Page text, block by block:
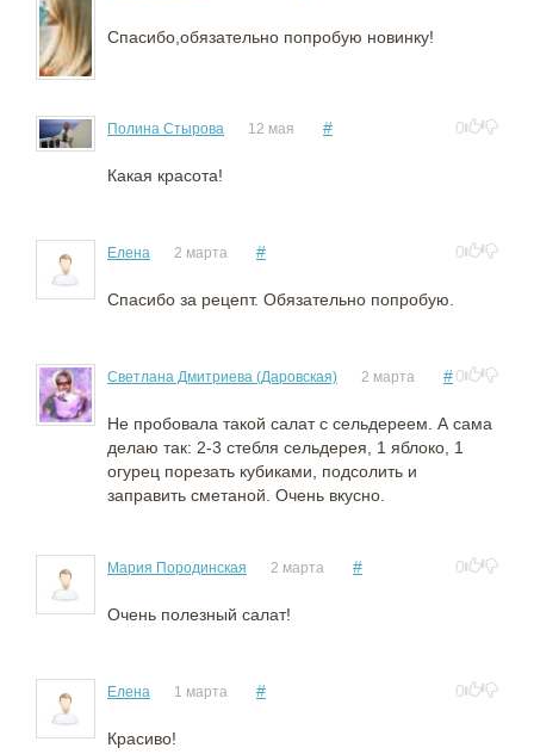
Спасибо,обязательно попробую новинку!
Полина Стырова 12 мая # 0
Какая красота!
Елена 2 марта # 0
Спасибо за рецепт. Обязательно попробую.
Светлана Дмитриева (Даровская) 2 марта #0
Не пробовала такой салат с сельдереем. А сама
делаю так: 2-3 стебля сельдерея, 1 яблоко, 1
огурец порезать кубиками, подсолить и
заправить сметаной. Очень вкусно.
Мария Породинская 2 марта # 0
Очень полезный салат!
Елена 1 марта # 0
Красиво!